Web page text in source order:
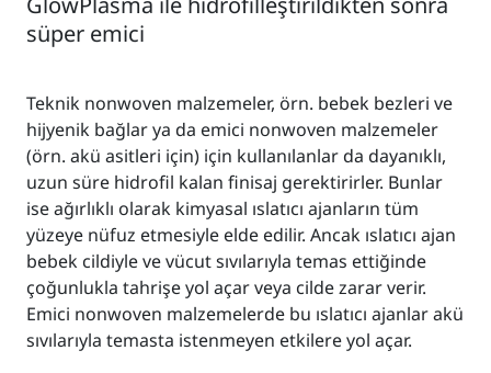
süper emici
Teknik nonwoven malzemeler, örn. bebek bezleri ve
hijyenik bağlar ya da emici nonwoven malzemeler
(örn. akü asitleri için) için kullanılanlar da dayanıklı,
uzun süre hidrofil kalan finisaj gerektirirler. Bunlar
ise ağırlıklı olarak kimyasal ıslatıcı ajanların tüm
yüzeye nüfuz etmesiyle elde edilir. Ancak ıslatıcı ajan
bebek cildiyle ve vücut sıvılarıyla temas ettiğinde
çoğunlukla tahrişe yol açar veya cilde zarar verir.
Emici nonwoven malzemelerde bu ıslatıcı ajanlar akü
sıvılarıyla temasta istenmeyen etkilere yol açar.